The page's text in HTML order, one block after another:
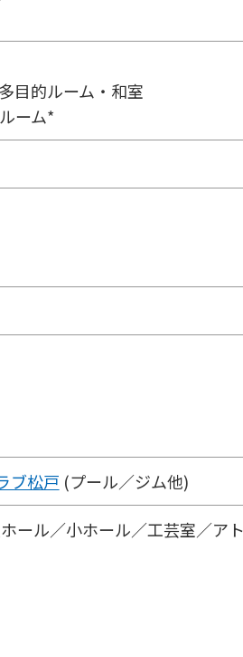
目的ルーム・和室
ーム*
ブ松戸 (プール／ジム他)
ール／小ホール／工芸室／アト